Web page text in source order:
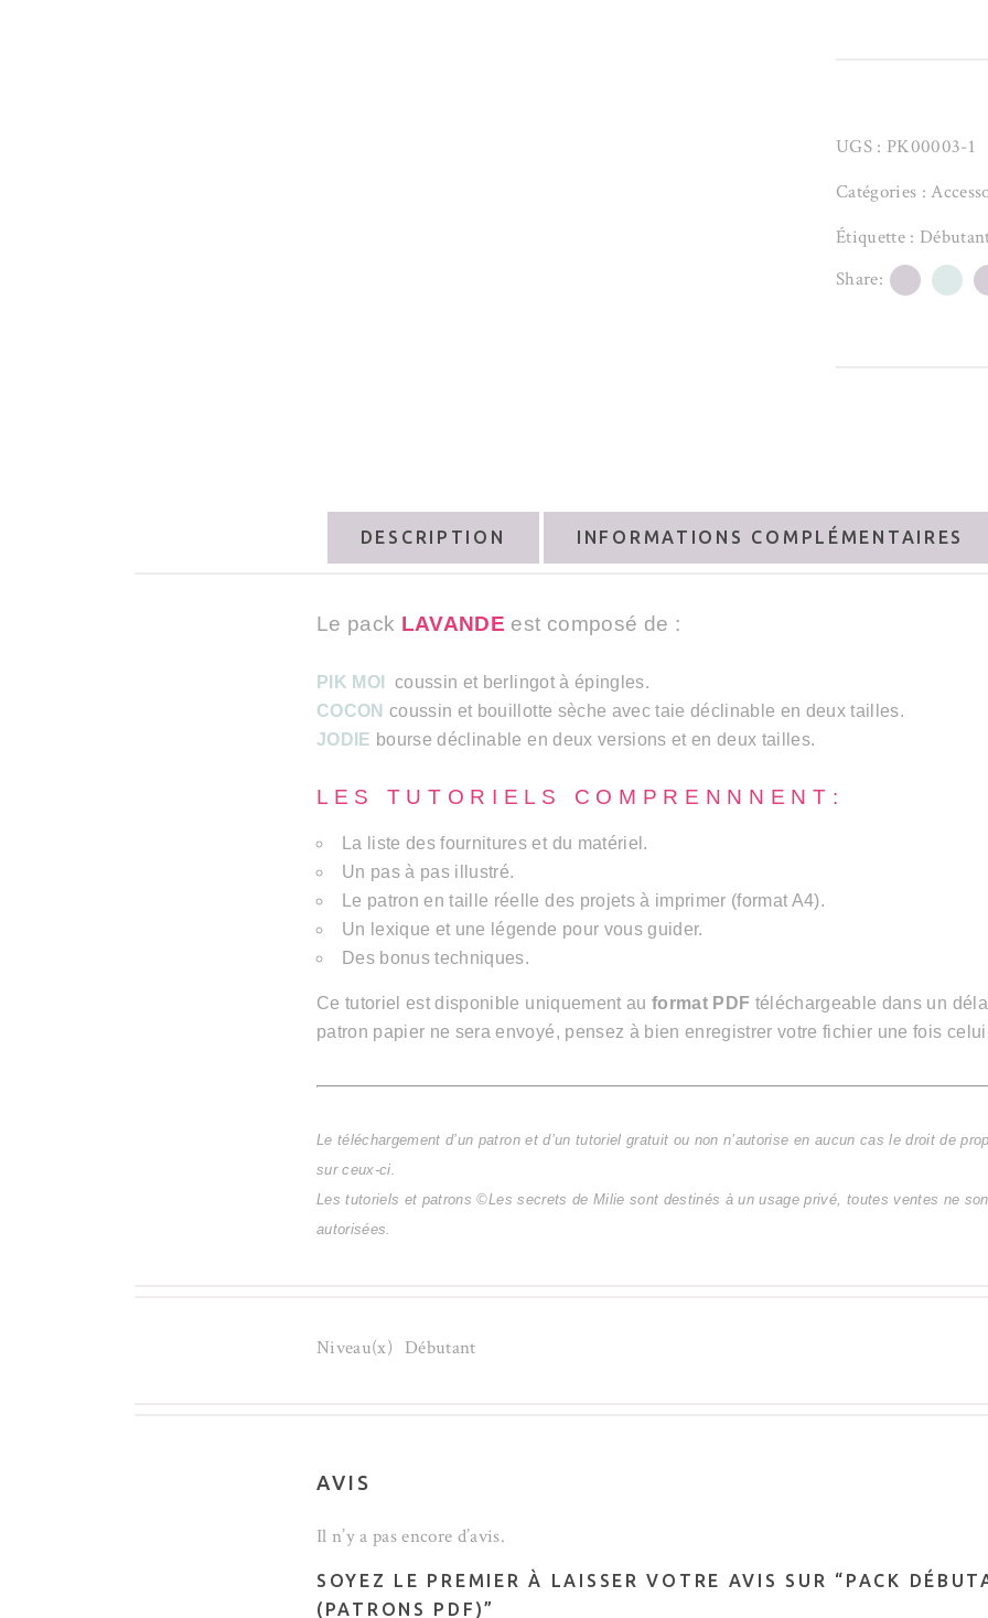
UGS : PK00003-1
Catégories :
Étiquette :
Share:
DESCRIPTION INFORMATIONS COMPLÉMENTAIRES
Le pack LAVANDE est composé de :
PIK MOI
coussin et berlingot à épingles.
COCON coussin et bouillotte sèche avec taie déclinable en deux tailles.
JODIE bourse déclinable en deux versions et en deux tailles.
L E S T U T O R I E L S C O M P R E N N N E N T :
La liste des fournitures et du matériel.
Un pas à pas illustré.
Le patron en taille réelle des projets à imprimer (format A4).
Un lexique et une légende pour vous guider.
Des bonus techniques.
Ce tutoriel est disponible uniquement au format PDF téléchargeable dans un
patron papier ne sera envoyé, pensez à bien enregistrer votre fichier une fois
Le téléchargement d’un patron et d’un tutoriel gratuit ou non n’autorise en aucun cas le droit de
sur ceux-ci.
Les tutoriels et patrons ©Les secrets de Milie sont destinés à un usage privé, toutes ventes ne
autorisées.
Niveau(x) Débutant
AVIS
Il n’y a pas encore d’avis.
SOYEZ LE PREMIER À LAISSER VOTRE AVIS SUR “PACK
(PATRONS PDF)”